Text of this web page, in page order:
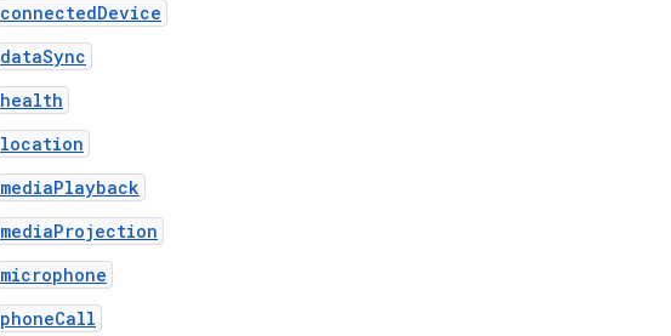
connectedDevice
dataSync
health
location
mediaPlayback
mediaProjection
microphone
phoneCall